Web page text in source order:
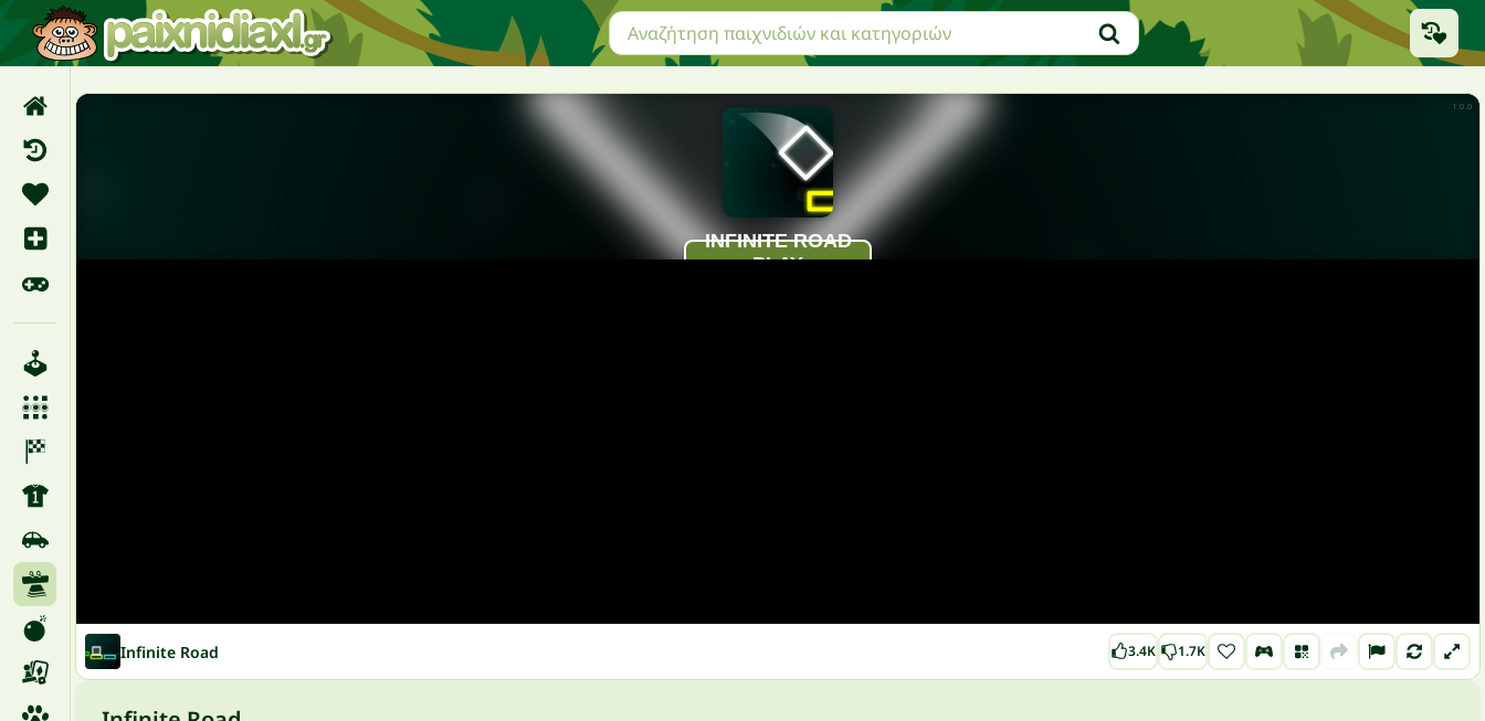
Infinite Road 3.4K 1.7K